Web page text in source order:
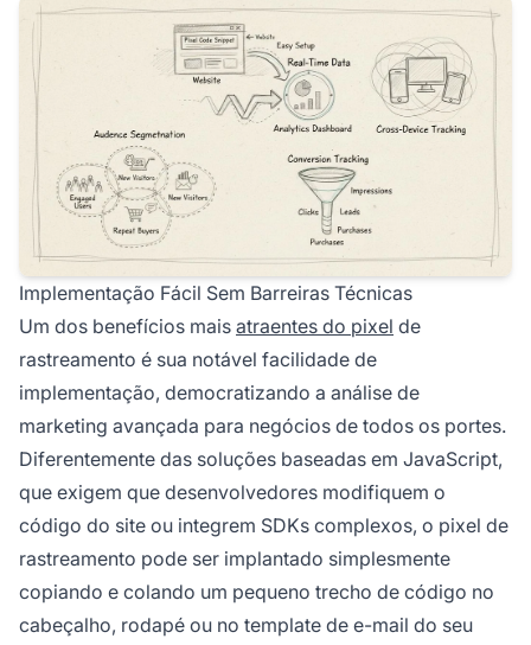
Implementação Fácil Sem Barreiras Técnicas
Um dos benefícios mais atraentes do pixel de
rastreamento é sua notável facilidade de
implementação, democratizando a análise de
marketing avançada para negócios de todos os portes.
Diferentemente das soluções baseadas em JavaScript,
que exigem que desenvolvedores modifiquem o
código do site ou integrem SDKs complexos, o pixel de
rastreamento pode ser implantado simplesmente
copiando e colando um pequeno trecho de código no
cabeçalho, rodapé ou no template de e-mail do seu